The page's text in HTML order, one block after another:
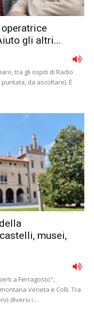
operatrice
gli altri...
tra gli ospiti di Radio
da ascoltare). È
musei,
a Ferragosto",
Veneta e Colli. Tra
diversi i...